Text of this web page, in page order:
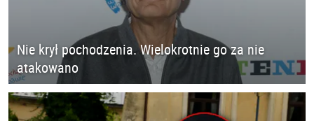
Nie krył pochodzenia. Wielokrotnie go za nie
atakowano